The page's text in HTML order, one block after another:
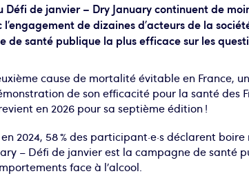
Défi de janvier – Dry January continuent de
de dizaines d’acteurs de la
de santé publique la plus efficace sur les
cause de mortalité évitable en France,
de son efficacité pour la santé des
en 2026 pour sa septième édition !
2024, 58 % des participant·e·s déclarent
– Défi de janvier est la campagne de santé
face à l’alcool.